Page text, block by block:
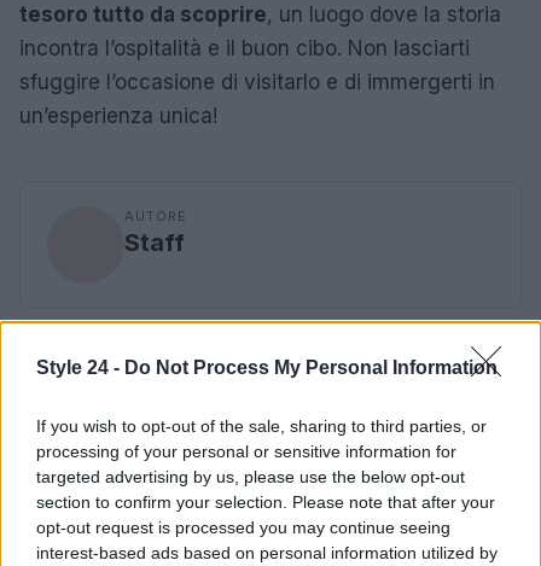
Style 24 - Do Not Process My Personal Information
If you wish to opt-out of the sale, sharing to third parties, or
processing of your personal or sensitive information for
targeted advertising by us, please use the below opt-out
section to confirm your selection. Please note that after your
opt-out request is processed you may continue seeing
interest-based ads based on personal information utilized by
tesoro tutto da scoprire, un luogo dove la storia
incontra l’ospitalità e il buon cibo. Non lasciarti
sfuggire l’occasione di visitarlo e di immergerti in
un’esperienza unica!
AUTORE
Staff